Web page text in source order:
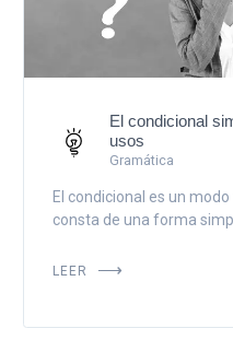
El condicional
usos
Gramática
El condicional es un
consta de una forma
LEER